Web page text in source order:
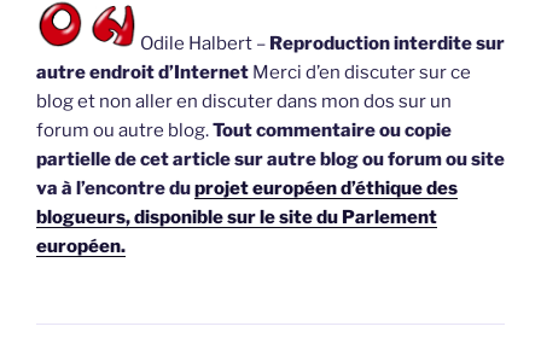
Odile Halbert – Reproduction interdite sur
autre endroit d’Internet Merci d’en discuter sur ce
blog et non aller en discuter dans mon dos sur un
forum ou autre blog.Tout commentaire ou copie
partielle de cet article sur autre blog ou forum ou site
va à l’encontre duprojet européen d’éthique des
blogueurs, disponible sur le site du Parlement
européen.